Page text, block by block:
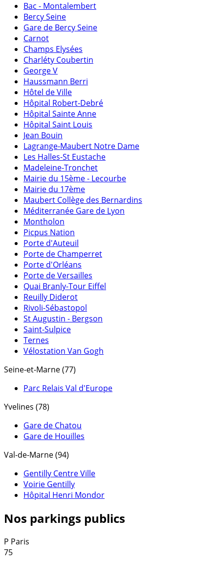
Bac - Montalembert
Bercy Seine
Gare de Bercy Seine
Carnot
Champs Elysées
Charléty Coubertin
George V
Haussmann Berri
Hôtel de Ville
Hôpital Robert-Debré
Hôpital Sainte Anne
Hôpital Saint Louis
Jean Bouin
Lagrange-Maubert Notre Dame
Les Halles-St Eustache
Madeleine-Tronchet
Mairie du 15ème - Lecourbe
Mairie du 17ème
Maubert Collège des Bernardins
Méditerranée Gare de Lyon
Montholon
Picpus Nation
Porte d'Auteuil
Porte de Champerret
Porte d'Orléans
Porte de Versailles
Quai Branly-Tour Eiffel
Reuilly Diderot
Rivoli-Sébastopol
St Augustin - Bergson
Saint-Sulpice
Ternes
Vélostation Van Gogh
Seine-et-Marne (77)
Parc Relais Val d'Europe
Yvelines (78)
Gare de Chatou
Gare de Houilles
Val-de-Marne (94)
Gentilly Centre Ville
Voirie Gentilly
Hôpital Henri Mondor
Nos parkings publics
P Paris
75